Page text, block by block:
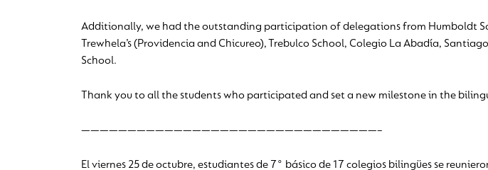
Additionally, we had the outstanding participation of delegations from Humboldt
Trewhela’s (Providencia and Chicureo), Trebulco School, Colegio La Abadía,
School.
Thank you to all the students who participated and set a new milestone in the
————————————————————————————————–
El viernes 25 de octubre, estudiantes de 7° básico de 17 colegios bilingües se